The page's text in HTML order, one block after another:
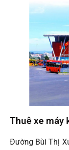
Thuê xe máy
Đường Bùi Thị